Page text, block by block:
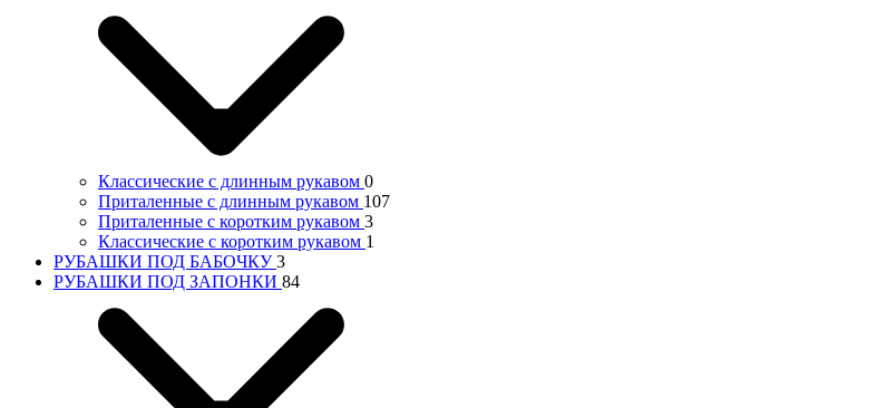
Классические с длинным рукавом 0
Приталенные с длинным рукавом 107
Приталенные с коротким рукавом 3
Классические с коротким рукавом 1
РУБАШКИ ПОД БАБОЧКУ3
РУБАШКИ ПОД ЗАПОНКИ 84